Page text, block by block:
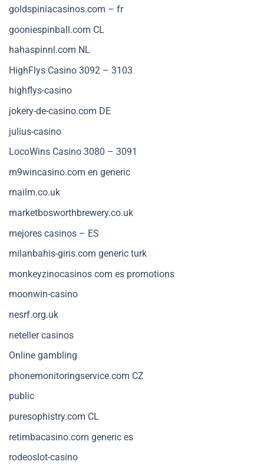
goldspiniacasinos.com – fr
gooniespinball.com CL
hahaspinnl.com NL
HighFlys Casino 3092 – 3103
highflys-casino
jokery-de-casino.com DE
julius-casino
LocoWins Casino 3080 – 3091
m9wincasino.com en generic
mailm.co.uk
marketbosworthbrewery.co.uk
mejores casinos – ES
milanbahis-giris.com generic turk
monkeyzinocasinos com es promotions
moonwin-casino
nesrf.org.uk
neteller casinos
Online gambling
phonemonitoringservice.com CZ
public
puresophistry.com CL
retimbacasino.com generic es
rodeoslot-casino